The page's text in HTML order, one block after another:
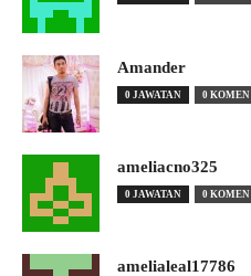
Amander
0 JAWATAN 0 KOMEN
ameliacno325
0 JAWATAN 0 KOMEN
amelialeal17786